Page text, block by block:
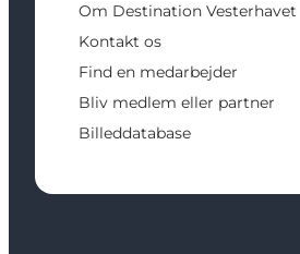
Om Destination Vesterhavet
Kontakt os
Find en medarbejder
Bliv medlem eller partner
Billeddatabase